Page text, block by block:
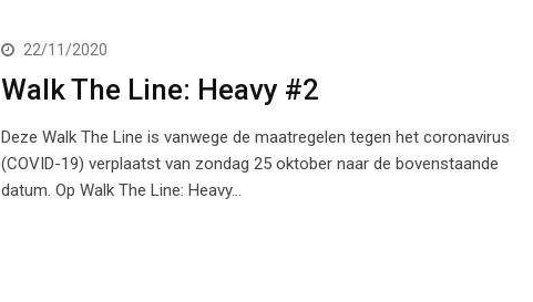
22/11/2020
Walk The Line: Heavy #2
Deze Walk The Line is vanwege de maatregelen tegen het coronavirus
(COVID-19) verplaatst van zondag 25 oktober naar de bovenstaande
datum. Op Walk The Line: Heavy…